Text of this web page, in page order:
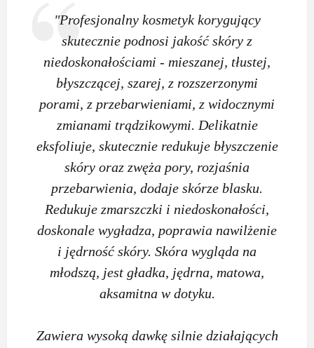
"Profesjonalny kosmetyk korygujący
skutecznie podnosi jakość skóry z
niedoskonałościami - mieszanej, tłustej,
błyszczącej, szarej, z rozszerzonymi
porami, z przebarwieniami, z widocznymi
zmianami trądzikowymi. Delikatnie
eksfoliuje, skutecznie redukuje błyszczenie
skóry oraz zwęża pory, rozjaśnia
przebarwienia, dodaje skórze blasku.
Redukuje zmarszczki i niedoskonałości,
doskonale wygładza, poprawia nawilżenie
i jędrność skóry. Skóra wygląda na
młodszą, jest gładka, jędrna, matowa,
aksamitna w dotyku.
Zawiera wysoką dawkę silnie działających